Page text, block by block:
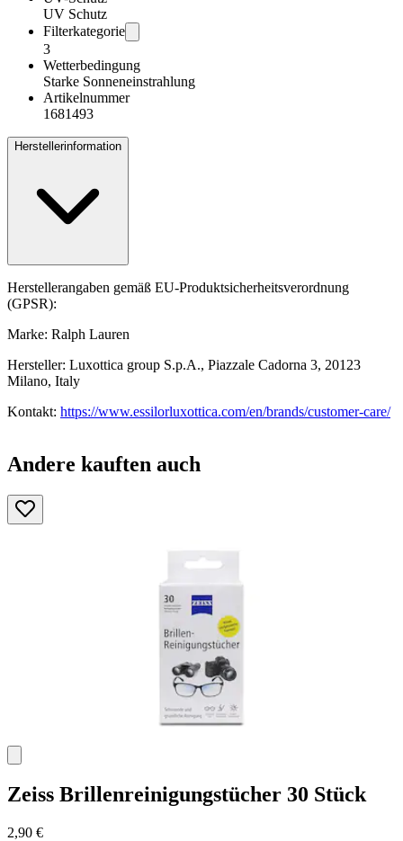
UV Schutz
Filterkategorie
3
Wetterbedingung
Starke Sonneneinstrahlung
Artikelnummer
1681493
Herstellerinformation
Herstellerangaben gemäß EU-Produktsicherheitsverordnung
(GPSR):
Marke: Ralph Lauren
Hersteller: Luxottica group S.p.A., Piazzale Cadorna 3, 20123
Milano, Italy
Kontakt: https://www.essilorluxottica.com/en/brands/customer-care/
Andere kauften auch
Zeiss Brillenreinigungstücher 30 Stück
2,90 €